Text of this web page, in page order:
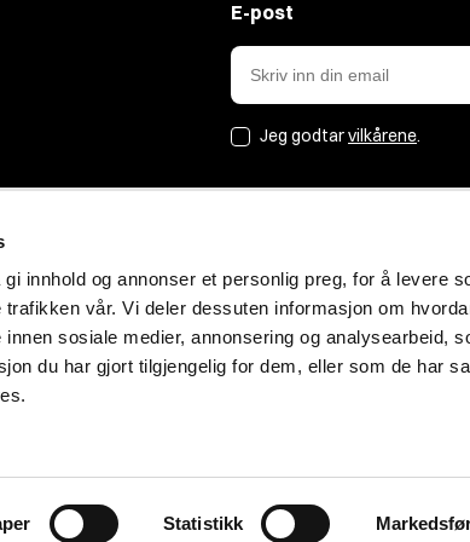
innhold og annonser et personlig preg, for å levere
vår. Vi deler dessuten informasjon om
sosiale medier, annonsering og analysearbeid,
du har gjort tilgjengelig for dem, eller som de har
Statistikk
E-post
Jeg godtarvilkårene.
Jakt&Friluft
Om oss
Bærekraft